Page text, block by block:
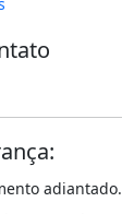
adiantado.